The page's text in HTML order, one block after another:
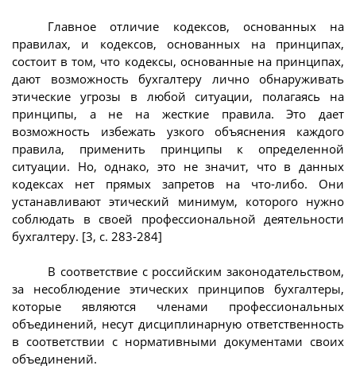
Главное отличие кодексов, основанных на
правилах, и кодексов, основанных на принципах,
состоит в том, что кодексы, основанные на принципах,
дают возможность бухгалтеру лично обнаруживать
этические угрозы в любой ситуации, полагаясь на
принципы, а не на жесткие правила. Это дает
возможность избежать узкого объяснения каждого
правила, применить принципы к определенной
ситуации. Но, однако, это не значит, что в данных
кодексах нет прямых запретов на что-либо. Они
устанавливают этический минимум, которого нужно
соблюдать в своей профессиональной деятельности
бухгалтеру. [3, с. 283-284]
В соответствие с российским законодательством,
за несоблюдение этических принципов бухгалтеры,
которые являются членами профессиональных
объединений, несут дисциплинарную ответственность
в соответствии с нормативными документами своих
объединений.